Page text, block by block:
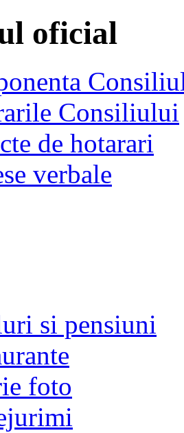
oficial
Consiliului
de hotarari
verbale
si pensiuni
foto